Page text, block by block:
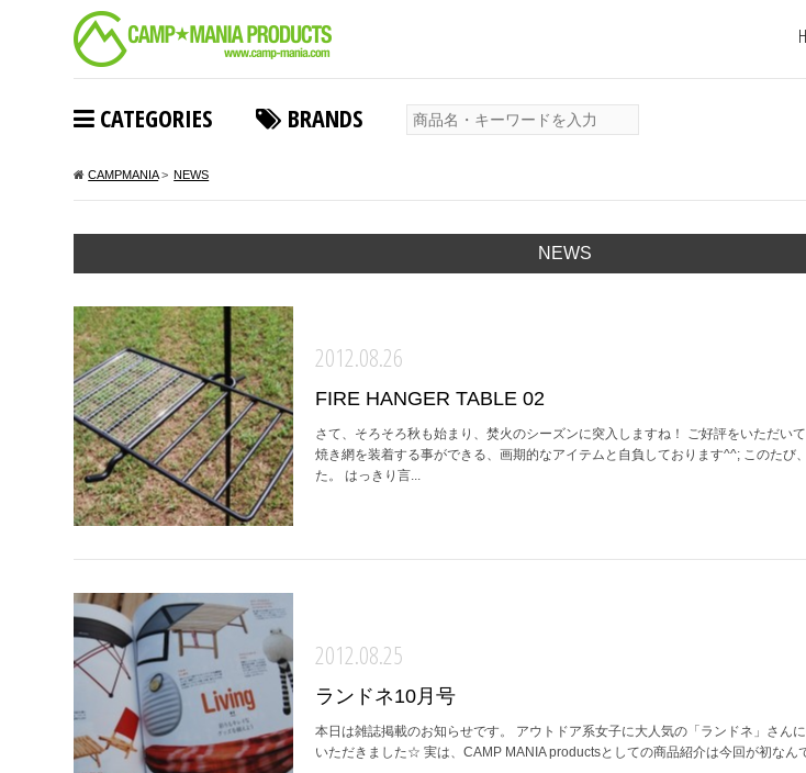
CATEGORIES BRANDS
CAMPMANIA> NEWS
NEWS
2012.08.26
FIRE HANGER TABLE 02
さて、そろそろ秋も始まり、焚火のシーズンに突入しますね！ ご好評をいただい
焼き網を装着する事ができる、画期的なアイテムと自負しております^^; このたび
た。 はっきり言...
2012.08.25
ランドネ10月号
本日は雑誌掲載のお知らせです。 アウトドア系女子に大人気の「ランドネ」さん
いただきました☆ 実は、CAMP MANIA productsとしての商品紹介は今回が初なん